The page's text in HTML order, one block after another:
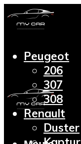
Peugeot
206
307
308
Renault
Duster